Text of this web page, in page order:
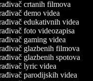
crtanih filmova
demo videa
edukativnih videa
foto videozapisa
gaming videa
glazbenih filmova
glazbenih spotova
lyric videa
parodijskih videa